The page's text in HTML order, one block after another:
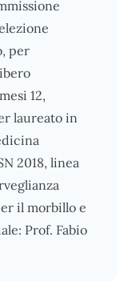
per
12,
laureato in
2018, linea
il morbillo e
Prof. Fabio